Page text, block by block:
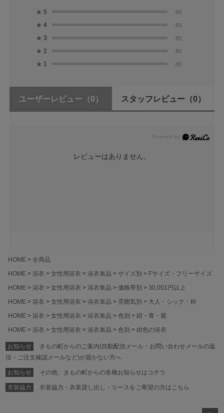
★ 5 (0)
★ 4 (0)
★ 3 (0)
★ 2 (0)
★ 1 (0)
ユーザーレビュー （0） スタッフレビュー （0）
レビューはありません。
HOME
全商品
HOME
浴衣 女性用浴衣 浴衣単品 サイズ別
Fサイズ・フリーサイズ
HOME
浴衣 女性用浴衣 浴衣単品 価格帯別
30,001円以上
HOME
浴衣 女性用浴衣 浴衣単品 雰囲気別
大人・シック・粋
HOME
浴衣 女性用浴衣 浴衣単品 色別
紺・青・紫
HOME
浴衣 女性用浴衣 浴衣単品 色別 紺色の浴衣
お知らせ
きもの町からのご案内(自動配信メール・お問い合わせメールの返
信・ご注文確認メールなど)が届かない方へ
お知らせ その他、きもの町からの各種お知らせはコチラ
衣装協力 衣装協力・衣装貸し出し・リースをご希望の方はこちら